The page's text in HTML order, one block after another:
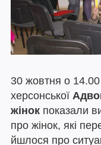
30 жовтня о 14.00
херсонської
жінок показали
про жінок, які
йшлося про